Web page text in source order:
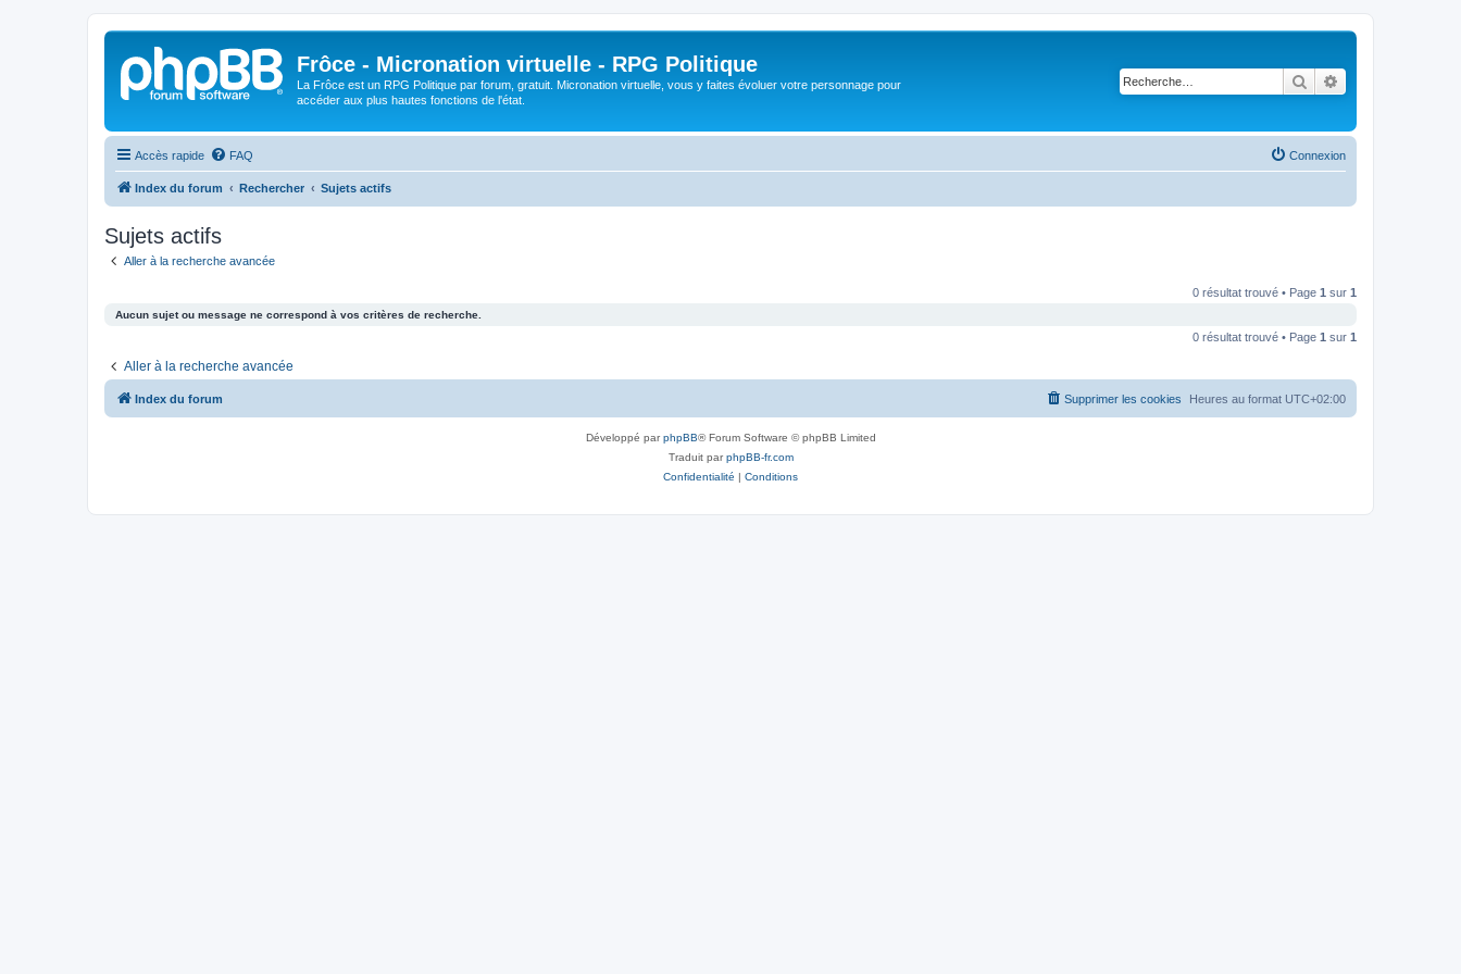
Frôce - Micronation virtuelle - RPG Politique
La Frôce est un RPG Politique par forum, gratuit. Micronation virtuelle, vous y faites évoluer votre personnage pour
accéder aux plus hautes fonctions de l'état.
Rechercher
Accès rapide FAQ Connexion
Index du forum Rechercher Sujets actifs
Sujets actifs
Aller à la recherche avancée
0 résultat trouvé • Page 1 sur 1
Aucun sujet ou message ne correspond à vos critères de recherche.
0 résultat trouvé • Page 1 sur 1
Aller à la recherche avancée
Index du forum Heures au format UTC+02:00
Supprimer les cookies
Développé parphpBB® Forum Software © phpBB Limited
Traduit parphpBB-fr.com
Confidentialité | Conditions